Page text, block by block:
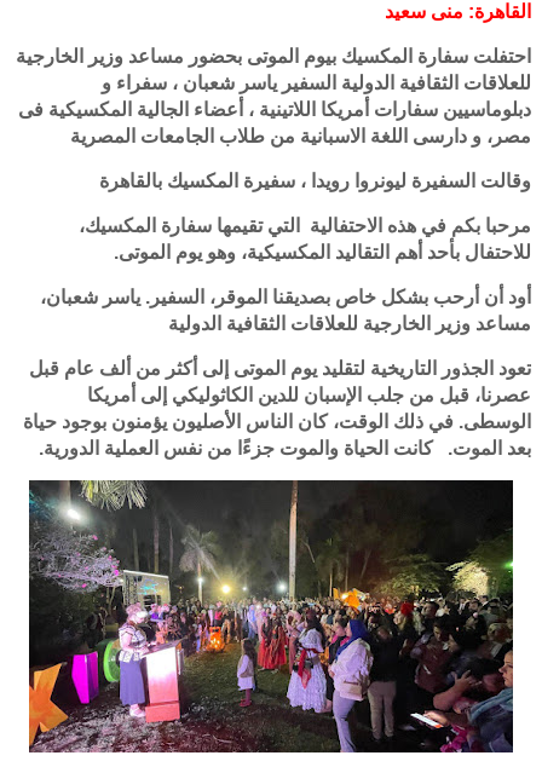
القاهرة: منى سعيد
احتفلت سفارة المكسيك بيوم الموتى بحضور مساعد وزير الخارجية
للعلاقات الثقافية الدولية السفير ياسر شعبان ، سفراء و
دبلوماسيين سفارات أمريكا اللاتينية ، أعضاء الجالية المكسيكية فى
مصر، و دارسى اللغة الاسبانية من طلاب الجامعات المصرية
وقالت السفيرة ليونروا رويدا ، سفيرة المكسيك بالقاهرة
مرحبا بكم في هذه الاحتفالية التي تقيمها سفارة المكسيك،
للاحتفال بأحد أهم التقاليد المكسيكية، وهو يوم الموتى.
أود أن أرحب بشكل خاص بصديقنا الموقر، السفير. ياسر شعبان،
مساعد وزير الخارجية للعلاقات الثقافية الدولية
تعود الجذور التاريخية لتقليد يوم الموتى إلى أكثر من ألف عام قبل
عصرنا، قبل من جلب الإسبان للدين الكاثوليكي إلى أمريكا
الوسطى. في ذلك الوقت، كان الناس الأصليون يؤمنون بوجود حياة
بعد الموت. كانت الحياة والموت جزءًا من نفس العملية الدورية.